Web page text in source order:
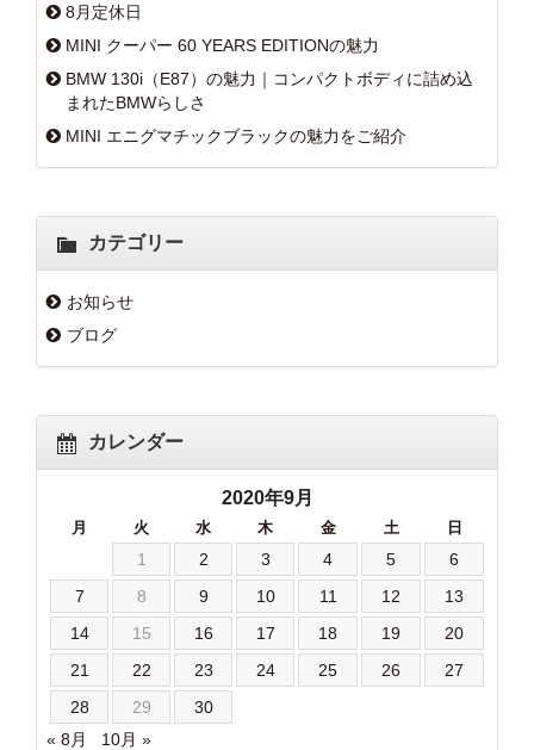
8月定休日
MINI クーパー 60 YEARS EDITIONの魅力
BMW 130i（E87）の魅力｜コンパクトボディに詰め込
まれたBMWらしさ
MINI エニグマチックブラックの魅力をご紹介
カテゴリー
お知らせ
ブログ
カレンダー
2020年9月
月 火 水 木 金 土 日
1 2 3 4 5
6
7
8 9 10 11 12
13
14
15 16 17 18 19
20
21
22 23 24 25 26
27
28
29
30
« 8月
10月 »